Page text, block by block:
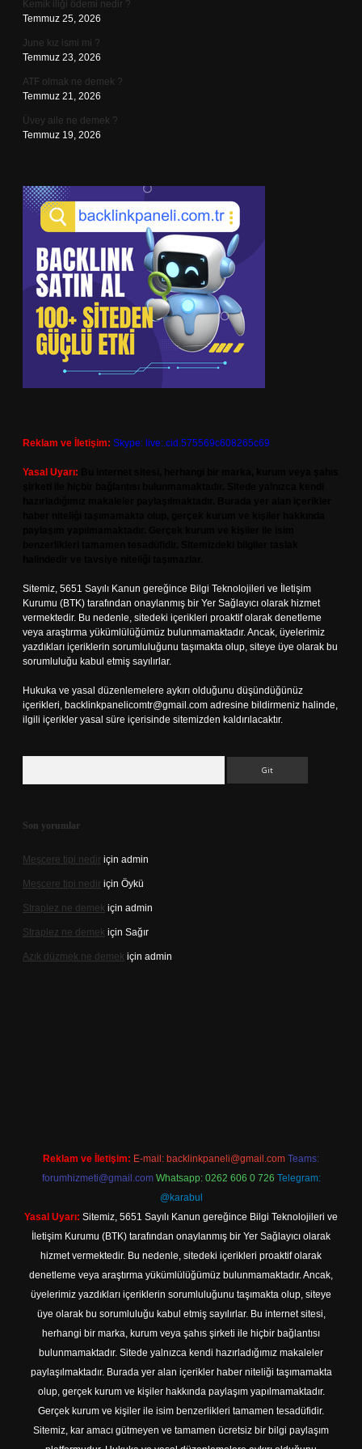
Kemik iliği ödemi nedir ?
Temmuz 25, 2026
June kız ismi mi ?
Temmuz 23, 2026
ATF olmak ne demek ?
Temmuz 21, 2026
Üvey aile ne demek ?
Temmuz 19, 2026
Reklam ve İletişim: Skype: live:.cid.575569c608265c69
Yasal Uyarı:
Sitemiz, 5651 Sayılı Kanun gereğince Bilgi Teknolojileri ve İletişim
Kurumu (BTK) tarafından onaylanmış bir Yer Sağlayıcı olarak hizmet
vermektedir. Bu nedenle, sitedeki içerikleri proaktif olarak denetleme
veya araştırma yükümlülüğümüz bulunmamaktadır. Ancak, üyelerimiz
yazdıkları içeriklerin sorumluluğunu taşımakta olup, siteye üye olarak bu
sorumluluğu kabul etmiş sayılırlar.
Hukuka ve yasal düzenlemelere aykırı olduğunu düşündüğünüz
içerikleri, backlinkpanelicomtr@gmail.com adresine bildirmeniz halinde,
ilgili içerikler yasal süre içerisinde sitemizden kaldırılacaktır.
Son yorumlar
Meşcere tipi nedir için admin
Meşcere tipi nedir için Öykü
Straplez ne demek için admin
Straplez ne demek için Sağır
Azık düzmek ne demek için admin
Reklam ve İletişim: E-mail: backlinkpaneli@gmail.com Teams:
forumhizmeti@gmail.com Whatsapp: 0262 606 0 726 Telegram:
@karabul
Yasal Uyarı: Sitemiz, 5651 Sayılı Kanun gereğince Bilgi Teknolojileri ve
İletişim Kurumu (BTK) tarafından onaylanmış bir Yer Sağlayıcı olarak
hizmet vermektedir. Bu nedenle, sitedeki içerikleri proaktif olarak
denetleme veya araştırma yükümlülüğümüz bulunmamaktadır. Ancak,
üyelerimiz yazdıkları içeriklerin sorumluluğunu taşımakta olup, siteye
üye olarak bu sorumluluğu kabul etmiş sayılırlar. Bu internet sitesi,
herhangi bir marka, kurum veya şahıs şirketi ile hiçbir bağlantısı
bulunmamaktadır. Sitede yalnızca kendi hazırladığımız makaleler
paylaşılmaktadır. Burada yer alan içerikler haber niteliği taşımamakta
olup, gerçek kurum ve kişiler hakkında paylaşım yapılmamaktadır.
Gerçek kurum ve kişiler ile isim benzerlikleri tamamen tesadüfidir.
Sitemiz, kar amacı gütmeyen ve tamamen ücretsiz bir bilgi paylaşım